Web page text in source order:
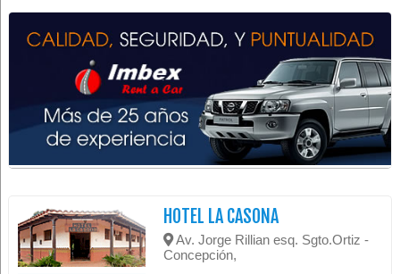
HOTEL LA CASONA
Av. Jorge Rillian esq. Sgto.Ortiz -
Concepción,